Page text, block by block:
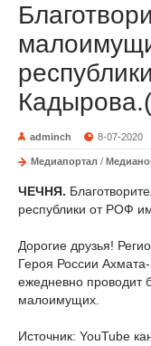
adminch 8-07-2020
Медиапортал /
ЧЕЧНЯ.
республики от РОФ
Дорогие друзья!
Героя России
ежедневно проводит
малоимущих.
Источник: YouTube